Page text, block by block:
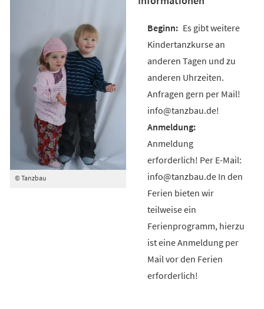
© Tanzbau
Es gibt weitere
Kindertanzkurse an
anderen Tagen und zu
anderen Uhrzeiten.
Anfragen gern per Mail!
info@tanzbau.de!
Anmeldung
erforderlich! Per E-Mail:
info@tanzbau.de In den
Ferien bieten wir
teilweise ein
Ferienprogramm, hierzu
ist eine Anmeldung per
Mail vor den Ferien
erforderlich!